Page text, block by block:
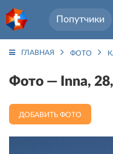
Попутчики
ГЛАВНАЯ ФОТО
Фото — Inna,
ДОБАВИТЬ ФОТО